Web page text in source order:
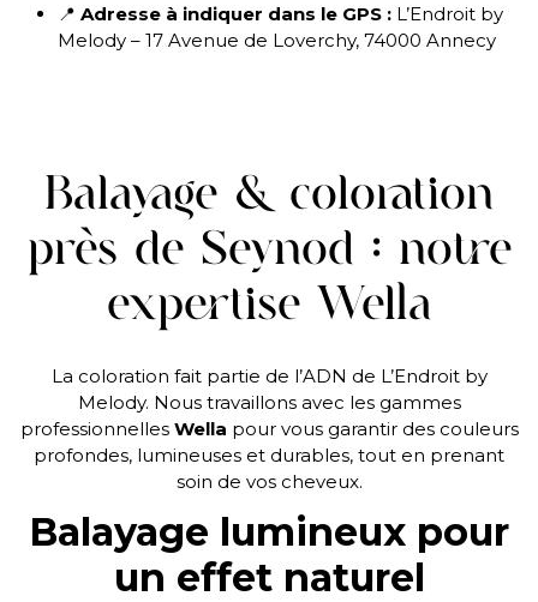
📍 Adresse à indiquer dans le GPS : L’Endroit by
Melody – 17 Avenue de Loverchy, 74000 Annecy
Balayage & coloration
près de Seynod : notre
expertise Wella
La coloration fait partie de l’ADN de L’Endroit by
Melody. Nous travaillons avec les gammes
professionnelles Wella pour vous garantir des couleurs
profondes, lumineuses et durables, tout en prenant
soin de vos cheveux.
Balayage lumineux pour
un effet naturel